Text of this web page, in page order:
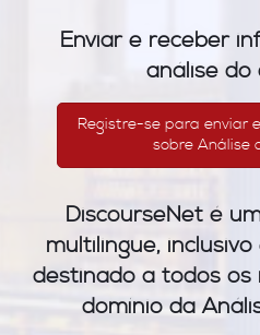
Enviar e receber
análise do
Registre-se para enviar
sobre Análise
DiscourseNet é
multilingue,
destinado a todos
domínio da